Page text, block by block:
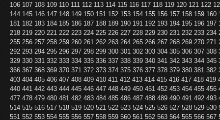
106 107 108 109 110 111 112 113 114 115 116 117 118 119 120 121 122
144 145 146 147 148 149 150 151 152 153 154 155 156 157 158 159 160
181 182 183 184 185 186 187 188 189 190 191 192 193 194 195 196 197
218 219 220 221 222 223 224 225 226 227 228 229 230 231 232 233 234
255 256 257 258 259 260 261 262 263 264 265 266 267 268 269 270 271
292 293 294 295 296 297 298 299 300 301 302 303 304 305 306 307 308
329 330 331 332 333 334 335 336 337 338 339 340 341 342 343 344 345
366 367 368 369 370 371 372 373 374 375 376 377 378 379 380 381 382
403 404 405 406 407 408 409 410 411 412 413 414 415 416 417 418 419
440 441 442 443 444 445 446 447 448 449 450 451 452 453 454 455 456
477 478 479 480 481 482 483 484 485 486 487 488 489 490 491 492 493
514 515 516 517 518 519 520 521 522 523 524 525 526 527 528 529 530
551 552 553 554 555 556 557 558 559 560 561 562 563 564 565 566 567